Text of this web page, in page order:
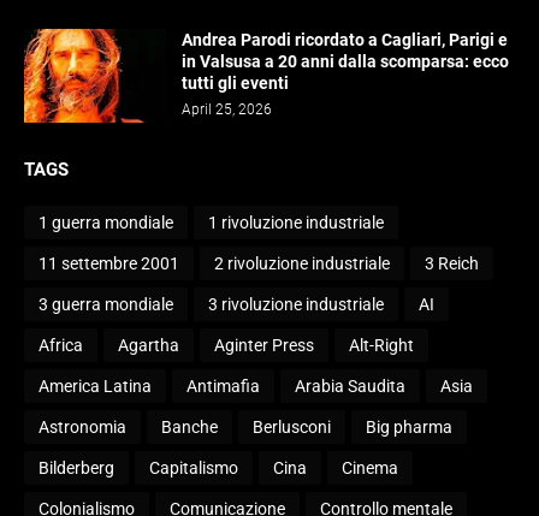
Andrea Parodi ricordato a Cagliari, Parigi e
in Valsusa a 20 anni dalla scomparsa: ecco
tutti gli eventi
April 25, 2026
TAGS
1 guerra mondiale 1 rivoluzione industriale
11 settembre 2001 2 rivoluzione industriale 3 Reich
3 guerra mondiale 3 rivoluzione industriale AI
Africa Agartha Aginter Press Alt-Right
America Latina Antimafia Arabia Saudita Asia
Astronomia Banche Berlusconi Big pharma
Bilderberg Capitalismo Cina Cinema
Colonialismo Comunicazione Controllo mentale